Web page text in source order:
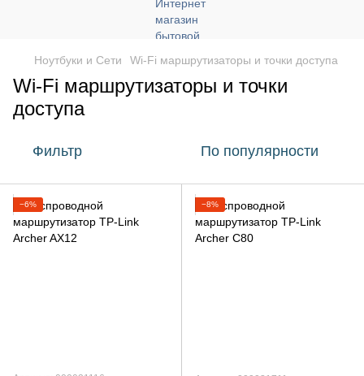
Ноутбуки и Сети Wi-Fi маршрутизаторы и точки доступа
Wi-Fi маршрутизаторы и точки
доступа
Фильтр По популярности
−6% −8%